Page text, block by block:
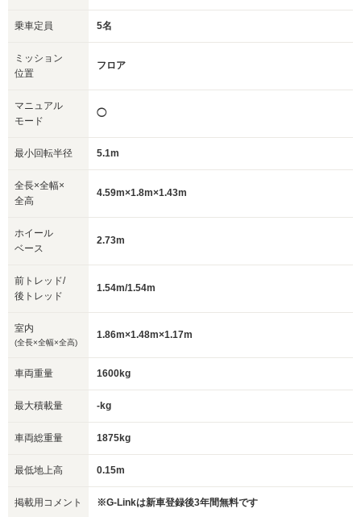
乗車定員 5名
ミッション
位置
フロア
マニュアル
モード
◯
最小回転半径 5.1m
全長×全幅×
全高
4.59m×1.8m×1.43m
ホイール
ベース
2.73m
前トレッド/
後トレッド
1.54m/1.54m
室内
(全長×全幅×全高)
1.86m×1.48m×1.17m
車両重量 1600kg
最大積載量 -kg
車両総重量 1875kg
最低地上高 0.15m
掲載用コメント ※G-Linkは新車登録後3年間無料です